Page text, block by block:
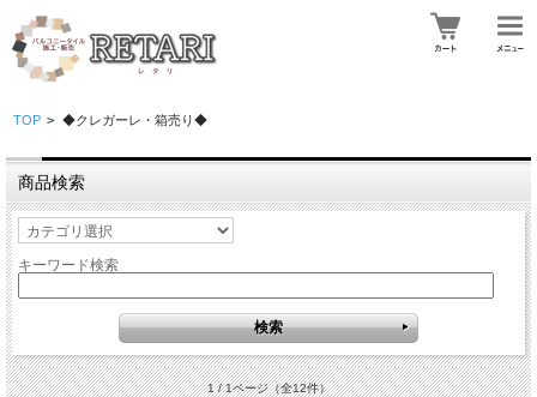
TOP > ◆クレガーレ・箱売り◆
商品検索
キーワード検索
1 / 1ページ（全12件）